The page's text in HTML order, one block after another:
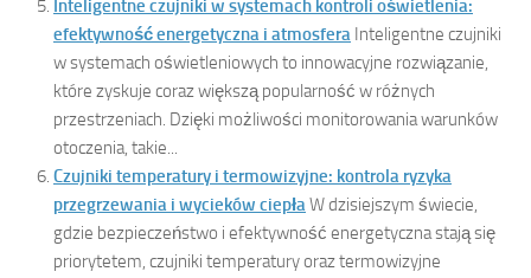
Inteligentne czujniki w systemach kontroli oświetlenia:
efektywność energetyczna i atmosfera Inteligentne czujniki
w systemach oświetleniowych to innowacyjne rozwiązanie,
które zyskuje coraz większą popularność w różnych
przestrzeniach. Dzięki możliwości monitorowania warunków
otoczenia, takie...
Czujniki temperatury i termowizyjne: kontrola ryzyka
przegrzewania i wycieków ciepłaW dzisiejszym świecie,
gdzie bezpieczeństwo i efektywność energetyczna stają się
priorytetem, czujniki temperatury oraz termowizyjne